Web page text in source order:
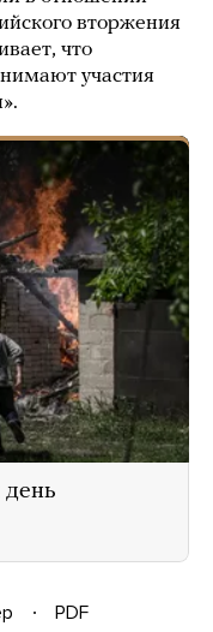
вторжения
что
участия
день
PDF